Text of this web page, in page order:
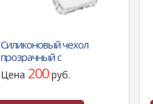
Силиконовый чехол
прозрачный с
усиленными углами TPU
1.5 для Samsung Galaxy
Цена 200руб.